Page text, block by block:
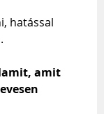
hatással
amit